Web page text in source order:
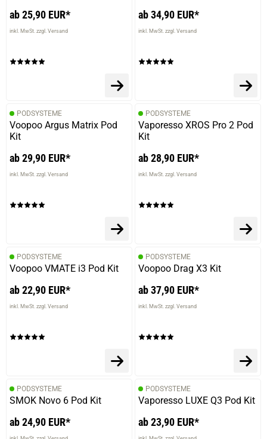
ab 25,90 EUR*
inkl. MwSt. zzgl. Versand
ab 34,90 EUR*
inkl. MwSt. zzgl. Versand
PODSYSTEME
Voopoo Argus Matrix Pod
Kit
ab 29,90 EUR*
inkl. MwSt. zzgl. Versand
PODSYSTEME
Vaporesso XROS Pro 2 Pod
Kit
ab 28,90 EUR*
inkl. MwSt. zzgl. Versand
PODSYSTEME
Voopoo VMATE i3 Pod Kit
ab 22,90 EUR*
inkl. MwSt. zzgl. Versand
PODSYSTEME
Voopoo Drag X3 Kit
ab 37,90 EUR*
inkl. MwSt. zzgl. Versand
PODSYSTEME
SMOK Novo 6 Pod Kit
ab 24,90 EUR*
PODSYSTEME
Vaporesso LUXE Q3 Pod Kit
ab 23,90 EUR*